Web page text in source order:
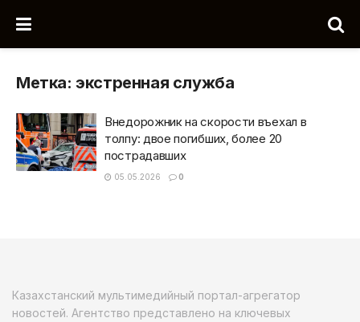
Метка:экстренная служба
Внедорожник на скорости въехал в
толпу: двое погибших, более 20
пострадавших
05.05.2026 0
Казахстанский мультимедийный портал-агрегатор
новостей. Агентство представлено на ключевых